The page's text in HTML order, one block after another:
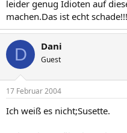
leider genug Idioten auf
machen.Das ist echt
D Dani
Guest
17 Februar 2004
Ich weiß es nicht;Susette.